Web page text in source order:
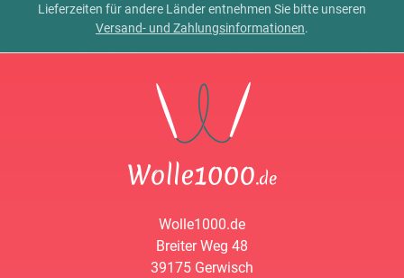
Lieferzeiten für andere Länder entnehmen Sie bitte unseren
Versand- und Zahlungsinformationen.
Wolle1000.de
Breiter Weg 48
39175 Gerwisch